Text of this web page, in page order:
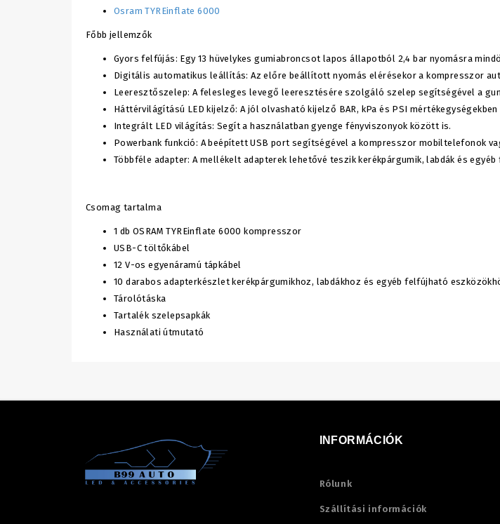
Osram TYREinflate 6000
Főbb jellemzők
Gyors felfújás: Egy 13 hüvelykes gumiabroncsot lapos állapotból 2,4 bar nyomásra
Digitális automatikus leállítás: Az előre beállított nyomás elérésekor a kompresszor
Leeresztőszelep: A felesleges levegő leeresztésére szolgáló szelep segítségével a
Háttérvilágítású LED kijelző: A jól olvasható kijelző BAR, kPa és PSI
Integrált LED világítás: Segít a használatban gyenge fényviszonyok között is.
Powerbank funkció: A beépített USB port segítségével a kompresszor mobiltelefonok
Többféle adapter: A mellékelt adapterek lehetővé teszik kerékpárgumik, labdák és
Csomag tartalma
1 db OSRAM TYREinflate 6000 kompresszor
USB-C töltőkábel
12 V-os egyenáramú tápkábel
10 darabos adapterkészlet kerékpárgumikhoz, labdákhoz és egyéb felfújható
Tárolótáska
Tartalék szelepsapkák
Használati útmutató
INFORMÁCIÓK
Rólunk
Szállítási információk